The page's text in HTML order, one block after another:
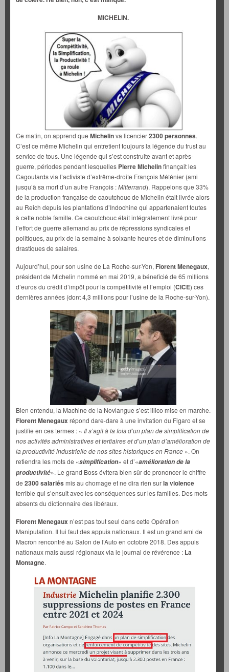
MICHELIN.
Ce matin, on apprend que Michelinva licencier2300 personnes.
C’est ce même Michelin qui entretient toujours la légende du trust au
service de tous. Une légende qui s’est construite avant et après-
guerre, périodes pendant lesquelles Pierre Michelinfinançait les
Cagoulards via l’activiste d’extrême-droite François Méténier (ami
jusqu’à sa mort d’un autre François :Mitterrand). Rappelons que 33%
de la production française de caoutchouc de Michelin était livrée alors
au Reich depuis les plantations d’Indochine qui appartenaient toutes
à cette noble famille. Ce caoutchouc était intégralement livré pour
l’effort de guerre allemand au prix de répressions syndicales et
politiques, au prix de la semaine à soixante heures et de diminutions
drastiques de salaires.
Aujourd’hui, pour son usine de La Roche-sur-Yon, Florent Menegaux,
président de Michelin nommé en mai 2019, a béneficié de 65 millions
d’euros du crédit d’impôt pour la compétitivité et l’emploi (CICE) ces
dernières années (dont 4,3 millions pour l’usine de la Roche-sur-Yon).
Bien entendu, la Machine de la Novlangue s’est illico mise en marche.
Florent Menegauxrépond dare-dare à une invitation du Figaro et se
justifie en ces termes : « Il s’agit à la fois d’un plan de simplification de
nos activités administratives et tertiaires et d’un plan d’amélioration de
la productivité industrielle de nos sites historiques en France ». On
retiendra les mots de «simplification» et d’«amélioration de la
productivité». Le grand Boss évitera bien sûr de prononcer le chiffre
de 2300 salariés mis au chomage et ne dira rien surla violence
terrible qui s’ensuit avec les conséquences sur les familles. Des mots
absents du dictionnaire des libéraux.
Florent Menegauxn’est pas tout seul dans cette Opération
Manipulation. Il lui faut des appuis nationaux. Il est un grand ami de
Macron rencontré au Salon de l’Auto en octobre 2018. Des appuis
nationaux mais aussi régionaux via le journal de révérence : La
Montagne.